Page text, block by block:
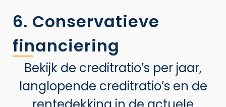
6. Conservatieve
financiering
Bekijk de creditratio’s per jaar,
langlopende creditratio’s en de